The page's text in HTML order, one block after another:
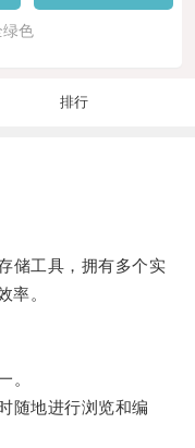
色
排行
工具，拥有多个实
率。
。
地进行浏览和编